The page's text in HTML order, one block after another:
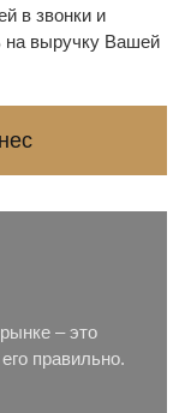
в звонки и
на выручку Вашей
– это
правильно.